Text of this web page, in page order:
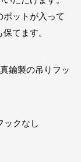
ットが入って
てます。
鍮製の吊りフッ
クなし